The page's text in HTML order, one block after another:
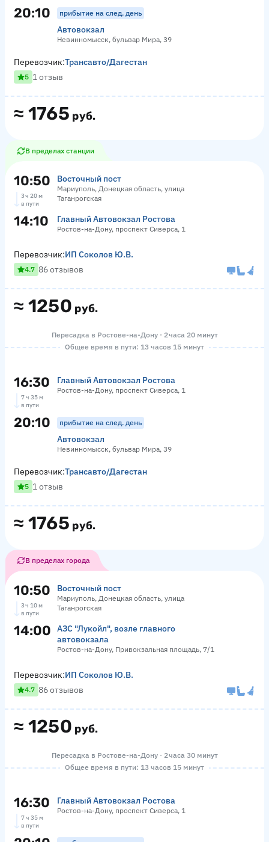
20:10 прибытие на след. день
Автовокзал
Невинномысск, бульвар Мира, 39
≈ 1765 руб.
Перевозчик:Трансавто/Дагестан
5 1 отзыв
В пределах станции
10:50 Восточный пост
Мариуполь, Донецкая область, улица
Таганрогская
3 ч 20 м
в пути
14:10 Главный Автовокзал Ростова
Ростов-на-Дону, проспект Сиверса, 1
≈ 1250 руб.
Перевозчик:ИП Соколов Ю.В.
4.7 86 отзывов
Пересадка в Ростове-на-Дону · 2 часа 20 минут
Общее время в пути: 13 часов 15 минут
16:30 Главный Автовокзал Ростова
Ростов-на-Дону, проспект Сиверса, 1
7 ч 35 м
в пути
20:10 прибытие на след. день
Автовокзал
Невинномысск, бульвар Мира, 39
≈ 1765 руб.
Перевозчик:Трансавто/Дагестан
5 1 отзыв
В пределах города
10:50 Восточный пост
Мариуполь, Донецкая область, улица
Таганрогская
3 ч 10 м
в пути
14:00
АЗС "Лукойл", возле главного
автовокзала
Ростов-на-Дону, Привокзальная площадь, 7/1
≈ 1250 руб.
Перевозчик:ИП Соколов Ю.В.
4.7 86 отзывов
Пересадка в Ростове-на-Дону · 2 часа 30 минут
Общее время в пути: 13 часов 15 минут
16:30 Главный Автовокзал Ростова
Ростов-на-Дону, проспект Сиверса, 1
7 ч 35 м
в пути